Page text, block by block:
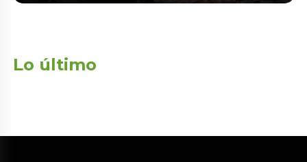
Lo último